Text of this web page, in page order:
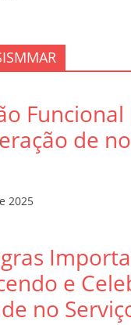
Funcional
de
2025
e
no